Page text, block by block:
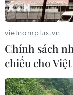
TIN CÙNG
Áp thấp nhiệt
vietnamplus.vn
Chính sách
chiếu cho